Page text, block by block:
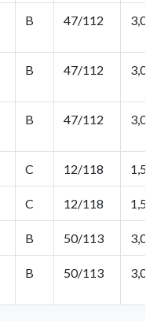
B 47/112 3,0
B 47/112 3,0
B 47/112 3,0
C 12/118 1,5
C 12/118 1,5
B 50/113 3,0
B 50/113 3,0